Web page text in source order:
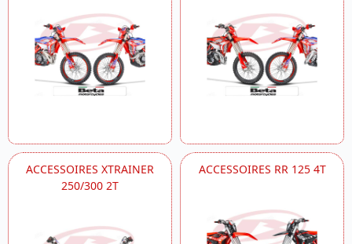
ACCESSOIRES XTRAINER
250/300 2T
ACCESSOIRES RR 125 4T